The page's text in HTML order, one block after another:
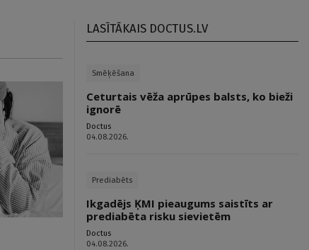
LASĪTĀKAIS DOCTUS.LV
Smēķēšana
Ceturtais vēža aprūpes balsts, ko bieži
ignorē
Doctus
04.08.2026.
Prediabēts
Ikgadējs ĶMI pieaugums saistīts ar
prediabēta risku sievietēm
Doctus
04.08.2026.